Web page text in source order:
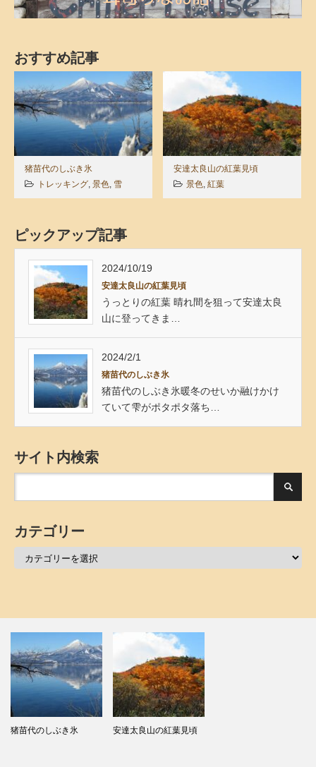
おすすめ記事
猪苗代のしぶき氷
トレッキング 景色 雪
安達太良山の紅葉見頃
景色 紅葉
ピックアップ記事
2024/10/19
安達太良山の紅葉見頃
うっとりの紅葉 晴れ間を狙って安達太良
山に登ってきま…
2024/2/1
猪苗代のしぶき氷
猪苗代のしぶき氷暖冬のせいか融けかけ
ていて雫がポタポタ落ち…
サイト内検索
カテゴリー
猪苗代のしぶき氷 安達太良山の紅葉見頃